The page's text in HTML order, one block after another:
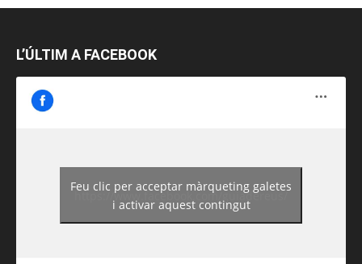
L’ÚLTIM A FACEBOOK
https://www.facebook.com/guiadereus/
Feu clic per acceptar màrqueting galetes
i activar aquest contingut